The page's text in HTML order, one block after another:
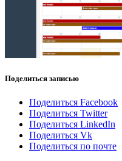
Поделиться записью
Поделиться Facebook
Поделиться Twitter
Поделиться LinkedIn
Поделиться Vk
Поделиться по почте